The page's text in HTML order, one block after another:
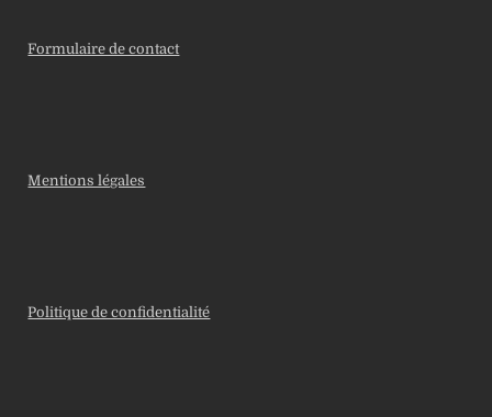
Formulaire de contact
Mentions légales
Politique de confidentialité